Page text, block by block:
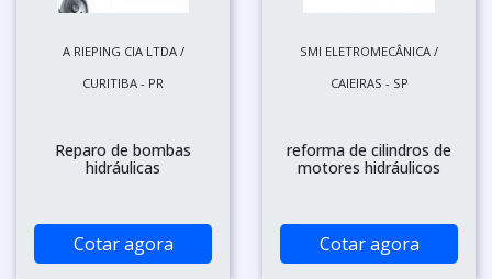
A RIEPING CIA LTDA /
CURITIBA - PR
Reparo de bombas
hidráulicas
Cotar agora
SMI ELETROMECÂNICA /
CAIEIRAS - SP
reforma de cilindros de
motores hidráulicos
Cotar agora